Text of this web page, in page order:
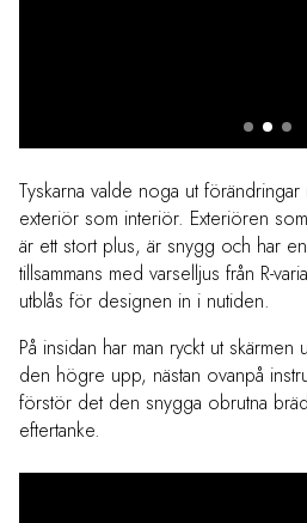
Tyskarna valde noga ut
exteriör som interiör. Exteriören
är ett stort plus, är snygg och har
tillsammans med varselljus från R-
utblås för designen in i nutiden.
På insidan har man ryckt ut
den högre upp, nästan ovanpå
förstör det den snygga obrutna
eftertanke.